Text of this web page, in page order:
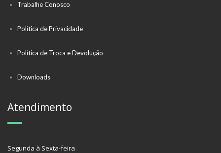
Trabalhe Conosco
Política de Privacidade
Política de Troca e Devolução
Downloads
Atendimento
Segunda à Sexta-feira